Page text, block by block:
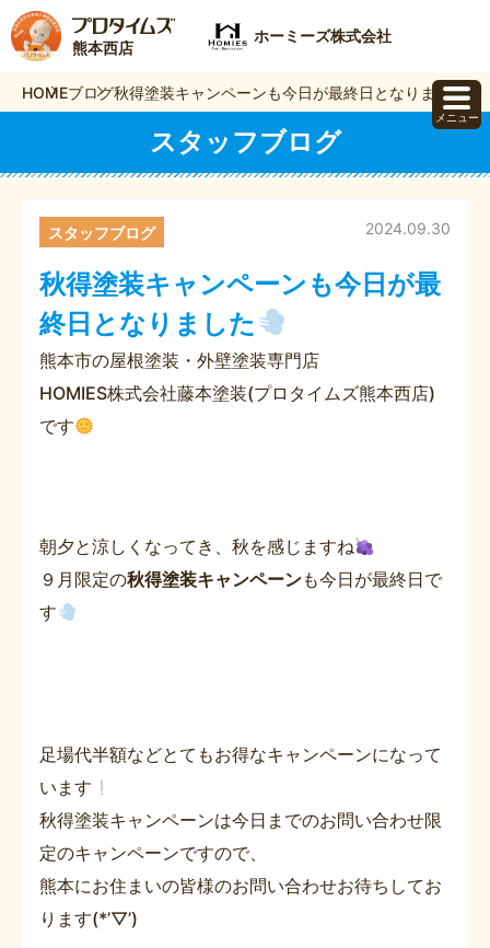
熊本西店
ホーミーズ株式会社
HOMEブログ秋得塗装キャンペーンも今日が最終日となりました
スタッフブログ
秋得塗装キャンペーンも今日が最
終日となりました
2024.09.30
スタッフブログ
熊本市の屋根塗装・外壁塗装専門店
HOMIES株式会社藤本塗装(プロタイムズ熊本西店)
です
朝夕と涼しくなってき、秋を感じますね
９月限定の秋得塗装キャンペーンも今日が最終日で
す
足場代半額などとてもお得なキャンペーンになって
います
秋得塗装キャンペーンは今日までのお問い合わせ限
定のキャンペーンですので、
熊本にお住まいの皆様のお問い合わせお待ちしてお
ります(*’▽’)
メニュー